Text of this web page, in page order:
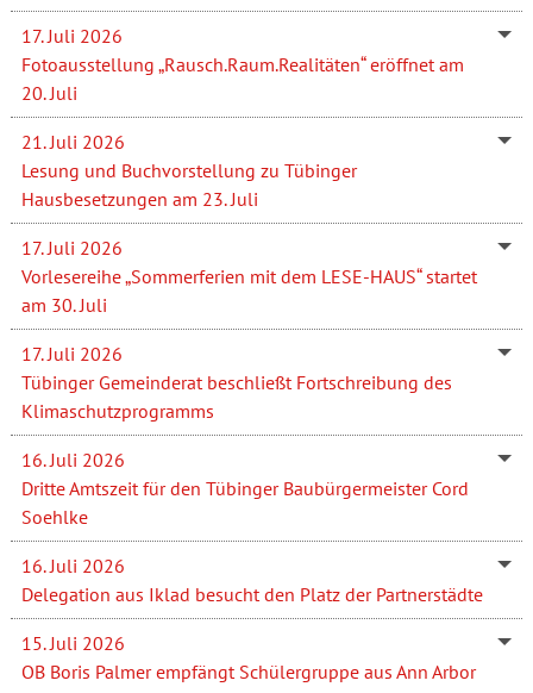
17. Juli 2026
Fotoausstellung „Rausch.Raum.Realitäten“ eröffnet am
20. Juli
21. Juli 2026
Lesung und Buchvorstellung zu Tübinger
Hausbesetzungen am 23. Juli
17. Juli 2026
Vorlesereihe „Sommerferien mit dem LESE-HAUS“ startet
am 30. Juli
17. Juli 2026
Tübinger Gemeinderat beschließt Fortschreibung des
Klimaschutzprogramms
16. Juli 2026
Dritte Amtszeit für den Tübinger Baubürgermeister Cord
Soehlke
16. Juli 2026
Delegation aus Iklad besucht den Platz der Partnerstädte
15. Juli 2026
OB Boris Palmer empfängt Schülergruppe aus Ann Arbor